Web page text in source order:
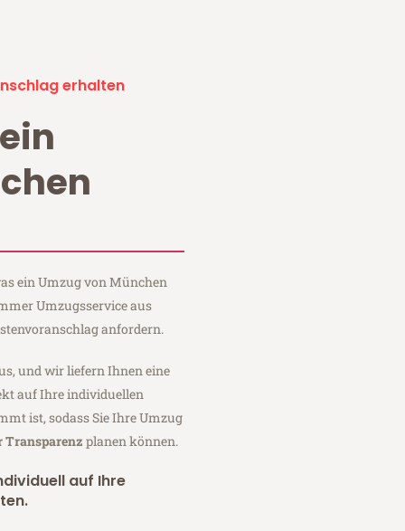
erhalten
ein Umzug von München
Umzugsservice aus
anfordern.
und wir liefern Ihnen eine
auf Ihre individuellen
ist, sodass Sie Ihre Umzug
Transparenz planen können.
auf Ihre